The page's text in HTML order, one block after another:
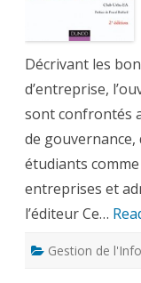
Décrivant les
d’entreprise,
sont confrontés
de gouvernance,
étudiants
entreprises et
l’éditeur Ce…
Gestion de